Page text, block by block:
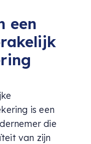
een
is een
die
van zijn